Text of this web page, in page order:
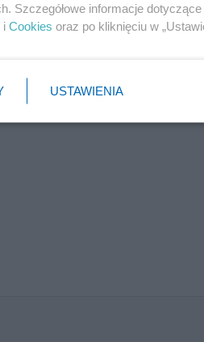
Szczegółowe informacje
i Cookies oraz po kliknięciu w
USTAWIENIA